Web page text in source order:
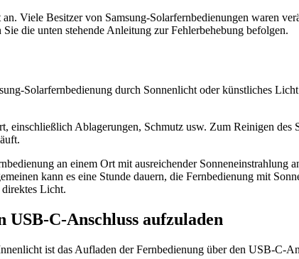
Viele Besitzer von Samsung-Solarfernbedienungen waren
die unten stehende Anleitung zur Fehlerbehebung befolgen.
Solarfernbedienung durch Sonnenlicht oder künstliches
einschließlich Ablagerungen, Schmutz usw. Zum Reinigen
an einem Ort mit ausreichender Sonneneinstrahlung
kann es eine Stunde dauern, die Fernbedienung mit
Licht.
USB-C-Anschluss aufzuladen
ist das Aufladen der Fernbedienung über den USB-C-